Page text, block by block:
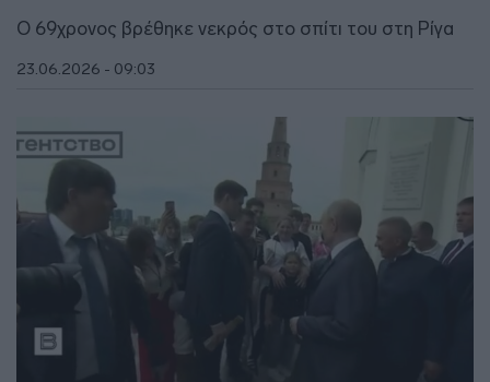
Ο 69χρονος βρέθηκε νεκρός στο σπίτι του στη Ρίγα
23.06.2026 - 09:03